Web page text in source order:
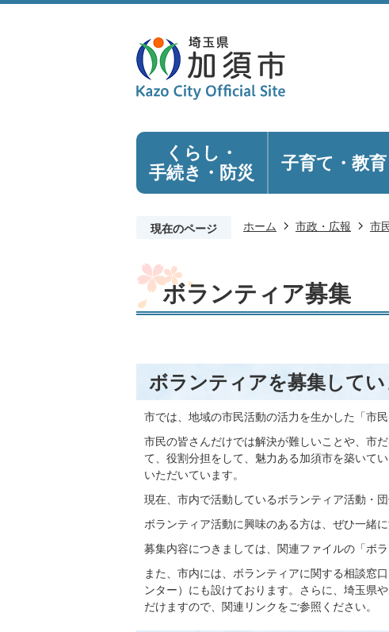
くらし・
手続き ・防災 子育て・教育
現在のページ ホーム 市政・広報 市
ボランティア募集
ボランティアを募集してい
市では、地域の市民活動の活力を生かした「市
市民の皆さんだけでは解決が難しいことや、市
て、役割分担をして、魅力ある加須市を築いて
いただいています。
現在、市内で活動しているボランティア活動・団
ボランティア活動に興味のある方は、ぜひ一緒に
募集内容につきましては、関連ファイルの「ボ
また、市内には、ボランティアに関する相談窓
ンター）にも設けております。さらに、埼玉県
だけますので、関連リンクをご参照ください。